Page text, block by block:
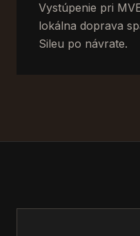
Vystúpenie pri
lokálna doprava
Sileu po návrate.